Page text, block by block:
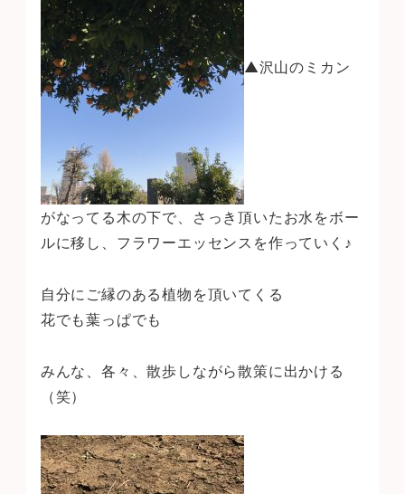
▲沢山のミカン
がなってる木の下で、さっき頂いたお水をボー
ルに移し、フラワーエッセンスを作っていく♪
自分にご縁のある植物を頂いてくる
花でも葉っぱでも
みんな、各々、散歩しながら散策に出かける
（笑）